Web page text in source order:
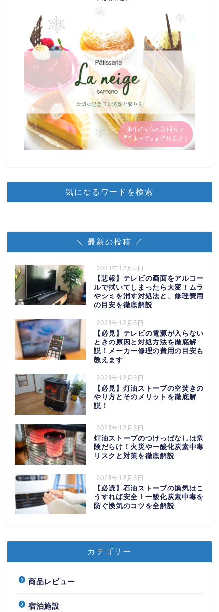
気になるワードを検索
＼ 最新の投稿 ／
2023年12月5日
【悲報】テレビの画面をアルコー
ルで拭いてしまったら大変！ムラ
やシミを消す対処法と、修理費用
の目安を徹底解説
2023年12月5日
【必見】テレビの電源が入らない
ときの原因と対処方法を徹底解
説！メーカー修理の費用の目安も
教えます
2023年12月3日
【必見】灯油ストーブの空焚きの
やり方とそのメリットを徹底解
説！
2023年12月3日
灯油ストーブのつけっぱなしは危
険だらけ！火災や一酸化炭素中毒
リスクと対策を徹底解説
2023年12月3日
【必読】石油ストーブの換気はこ
うすれば安全！一酸化炭素中毒を
防ぐ換気のコツを全解説
カテゴリー
商品レビュー
宿泊施設